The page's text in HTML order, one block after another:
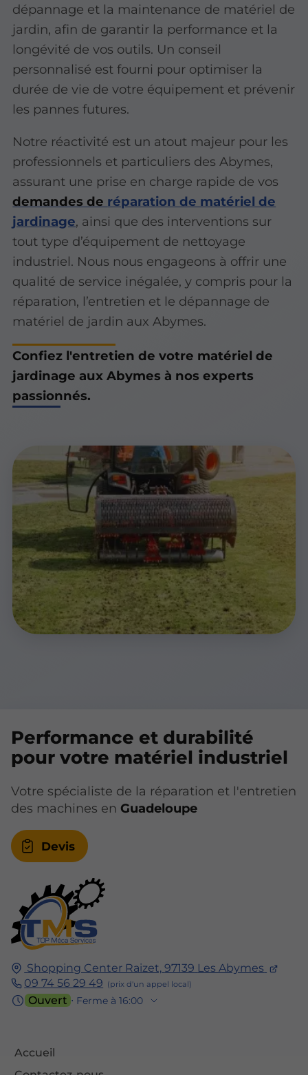
dépannage et la maintenance de matériel de
jardin, afin de garantir la performance et la
longévité de vos outils. Un conseil
personnalisé est fourni pour optimiser la
durée de vie de votre équipement et prévenir
les pannes futures.
Notre réactivité est un atout majeur pour les
professionnels et particuliers des Abymes,
assurant une prise en charge rapide de vos
demandes de réparation de matériel de
jardinage, ainsi que des interventions sur
tout type d’équipement de nettoyage
industriel. Nous nous engageons à offrir une
qualité de service inégalée, y compris pour la
réparation, l’entretien et le dépannage de
matériel de jardin aux Abymes.
Confiez l'entretien de votre matériel de
jardinage aux Abymes à nos experts
passionnés.
Shopping Center Raizet, 97139 Les Abymes
09 74 56 29 49
Ouvert ⋅ Ferme à 16:00
Accueil
Performance et durabilité
pour votre matériel industriel
Votre spécialiste de la réparation et l'entretien
des machines en Guadeloupe
Devis